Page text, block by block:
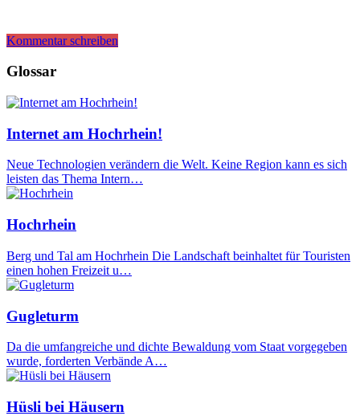
Kommentar schreiben
Glossar
Internet am Hochrhein!
Neue Technologien verändern die Welt. Keine Region kann es sich
leisten das Thema Intern…
Hochrhein
Berg und Tal am Hochrhein Die Landschaft beinhaltet für Touristen
einen hohen Freizeit u…
Gugleturm
Da die umfangreiche und dichte Bewaldung vom Staat vorgegeben
wurde, forderten Verbände A…
Hüsli bei Häusern